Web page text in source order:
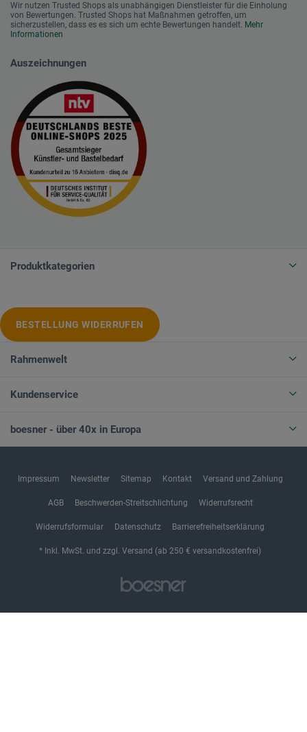
Wir nutzen Trusted Shops als unabhängigen Dienstleister für die Einholung
von Bewertungen. Trusted Shops hat Maßnahmen getroffen, um
sicherzustellen, dass es es sich um echte Bewertungen handelt. Mehr
Informationen
Auszeichnungen
Produktkategorien
BESTELLUNG WIDERRUFEN
Rahmenwelt
Kundenservice
boesner - über 40x in Europa
Impressum Newsletter Sitemap Kontakt Versand und Zahlung
AGB Beschwerden-Streitschlichtung Widerrufsrecht
Widerrufsformular Datenschutz Barrierefreiheitserklärung
* Inkl. MwSt. und zzgl. Versand (ab 250 € versandkostenfrei)